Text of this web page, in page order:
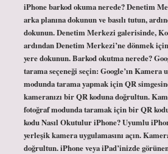
iPhone barkod okuma nerede? Denetim
arka planına dokunun ve basılı tutun,
dokunun. Denetim Merkezi galerisinde,
ardından Denetim Merkezi’ne dönmek
yere dokunun. Barkod okutma nerede?
tarama seçeneği seçin: Google’ın Kamera
modunda tarama yapmak için QR
kameranızı bir QR koduna doğrultun.
fotoğraf modunda taramak için bir QR
kodu Nasıl Okutulur iPhone? Uyumlu
yerleşik kamera uygulamasını açın.
doğrultun. iPhone veya iPad’inizde